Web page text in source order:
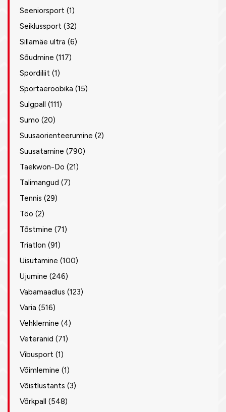
Seeniorsport (1)
Seiklussport (32)
Sillamäe ultra (6)
Sõudmine (117)
Spordiliit (1)
Sportaeroobika (15)
Sulgpall (111)
Sumo (20)
Suusaorienteerumine (2)
Suusatamine (790)
Taekwon-Do (21)
Talimangud (7)
Tennis (29)
Töö (2)
Tõstmine (71)
Triatlon (91)
Uisutamine (100)
Ujumine (246)
Vabamaadlus (123)
Varia (516)
Vehklemine (4)
Veteranid (71)
Vibusport (1)
Võimlemine (1)
Võistlustants (3)
Võrkpall (548)